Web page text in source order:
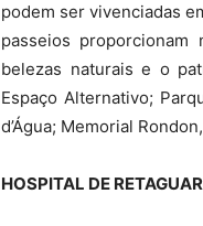
podem ser vivenciadas
passeios
belezas naturais e o
Espaço Alternativo;
d’Água; Memorial
HOSPITAL DE